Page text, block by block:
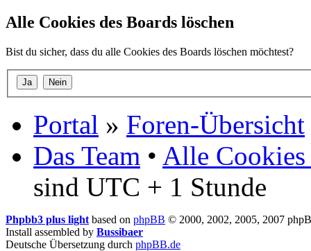
Alle Cookies des Boards löschen
Bist du sicher, dass du alle Cookies des Boards löschen möchtest?
Portal » Foren-Übersicht
Das Team • Alle Cookies
sind UTC + 1 Stunde
Phpbb3 plus light based on phpBB © 2000, 2002, 2005, 2007
Install assembled by Bussibaer
Deutsche Übersetzung durch phpBB.de